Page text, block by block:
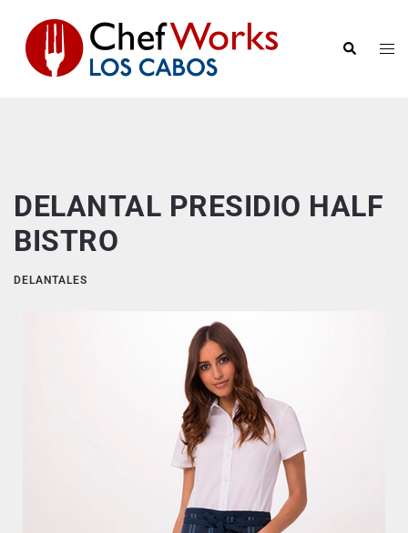
DELANTAL PRESIDIO HALF
BISTRO
DELANTALES